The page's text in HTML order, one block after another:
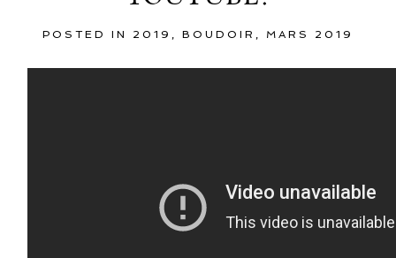
POSTED IN 2019 , BOUDOIR , MARS 2019